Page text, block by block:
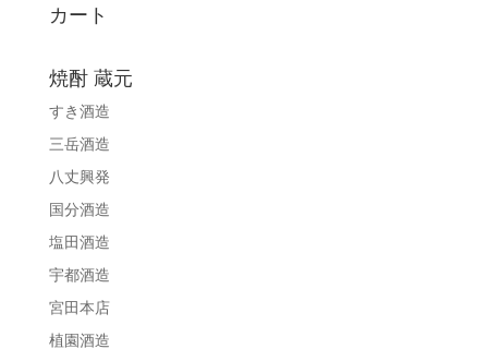
カート
焼酎 蔵元
すき酒造
三岳酒造
八丈興発
国分酒造
塩田酒造
宇都酒造
宮田本店
植園酒造